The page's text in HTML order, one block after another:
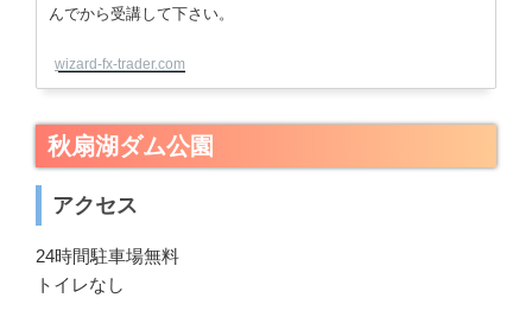
wizard-fx-trader.com
アクセス
24時間駐車場無料